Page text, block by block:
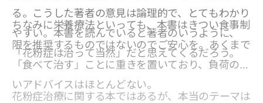
る。こうした著者の意見は論理的で、とてもわかり
やすい。本書を読んでいると著者のいうように、
「花粉症は治って当然」だと思えてくるだろう。
ちなみに栄養療法といっても、本書はきつい食事制
限を推奨するものではないのでご安心を。あくまで
「食べて治す」ことに重きを置いており、負荷の強
いアドバイスはほとんどない。
花粉症治療に関する本ではあるが、本当のテーマは